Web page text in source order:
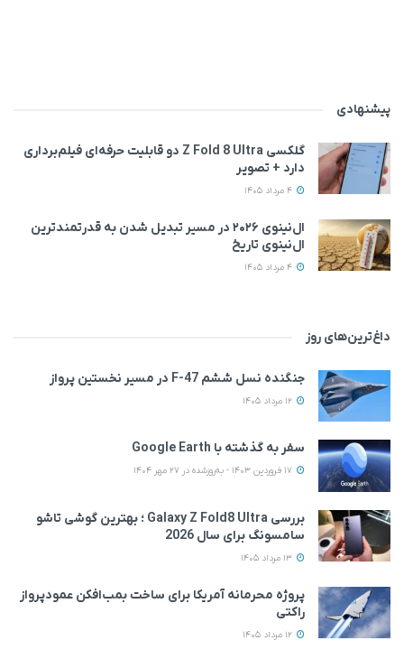
پیشنهادی
گلکسی Z Fold 8 Ultra دو قابلیت حرفه‌ای فیلم‌برداری
دارد + تصویر
ال‌نینوی ۲۰۲۶ در مسیر تبدیل شدن به قدرتمندترین
ال‌نینوی تاریخ
داغ‌ترین‌های روز
جنگنده نسل ششم F-47 در مسیر نخستین پرواز
سفر به گذشته با Google Earth
بررسی Galaxy Z Fold8 Ultra ؛ بهترین گوشی تاشو
سامسونگ برای سال 2026
پروژه محرمانه آمریکا برای ساخت بمب‌افکن عمودپرواز
راکتی